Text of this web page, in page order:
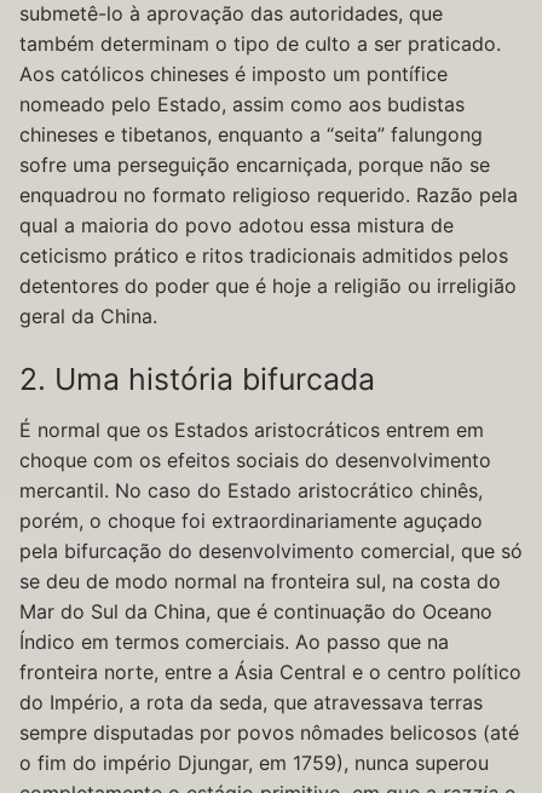
submetê-lo à aprovação das autoridades, que
também determinam o tipo de culto a ser praticado.
Aos católicos chineses é imposto um pontífice
nomeado pelo Estado, assim como aos budistas
chineses e tibetanos, enquanto a “seita” falungong
sofre uma perseguição encarniçada, porque não se
enquadrou no formato religioso requerido. Razão pela
qual a maioria do povo adotou essa mistura de
ceticismo prático e ritos tradicionais admitidos pelos
detentores do poder que é hoje a religião ou irreligião
geral da China.
2. Uma história bifurcada
É normal que os Estados aristocráticos entrem em
choque com os efeitos sociais do desenvolvimento
mercantil. No caso do Estado aristocrático chinês,
porém, o choque foi extraordinariamente aguçado
pela bifurcação do desenvolvimento comercial, que só
se deu de modo normal na fronteira sul, na costa do
Mar do Sul da China, que é continuação do Oceano
Índico em termos comerciais. Ao passo que na
fronteira norte, entre a Ásia Central e o centro político
do Império, a rota da seda, que atravessava terras
sempre disputadas por povos nômades belicosos (até
o fim do império Djungar, em 1759), nunca superou